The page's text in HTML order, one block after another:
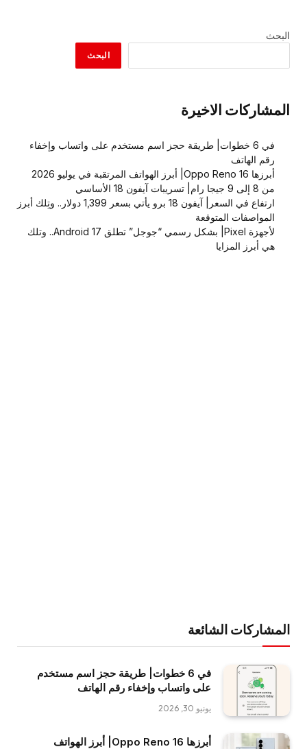
البحث
البحث
المشاركات الاخيرة
في 6 خطوات| طريقة حجز اسم مستخدم على واتساب وإخفاء
رقم الهاتف
أبرزها Oppo Reno 16| أبرز الهواتف المرتقبة في يوليو 2026
من 8 إلى 9 جيجا رام| تسريبات آيفون 18 الأساسي
ارتفاع في السعر| آيفون 18 برو يأتي بسعر 1,399 دولار.. وتِلك أبرز
المواصفات المتوقعة
لأجهزة Pixel| بشكل رسمي “جوجل” تطلق Android 17.. وتلك
هي أبرز المزايا
المشاركات الشائعة
في 6 خطوات| طريقة حجز اسم مستخدم
على واتساب وإخفاء رقم الهاتف
يونيو 30, 2026
أبرزها Oppo Reno 16| أبرز الهواتف